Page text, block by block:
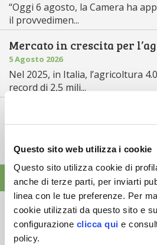
Questo sito web utilizza i cookie
Questo sito utilizza cookie di
anche di terze parti, per inviarti
linea con le tue preferenze. Per
cookie utilizzati da questo sito e
configurazione clicca qui e
policy.
“Oggi 6 agosto, la Camera ha
il provvedimen...
Mercato in crescita per
5 Agosto 2026
Nel 2025, in Italia, l’agricoltura
record di 2,5 mili...
Saldi Pac: ogni anno
3 Agosto 2026
tempistica predefinita e r...
ALTRE